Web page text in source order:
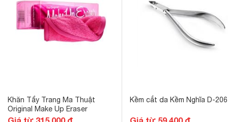
Khăn Tẩy Trang Ma Thuật
Original Make Up Eraser
Kềm cắt da Kềm Nghĩa D-206